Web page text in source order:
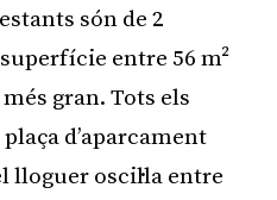
són de 2
entre 56 m²
gran. Tots els
d’aparcament
lloguer oscil·la entre